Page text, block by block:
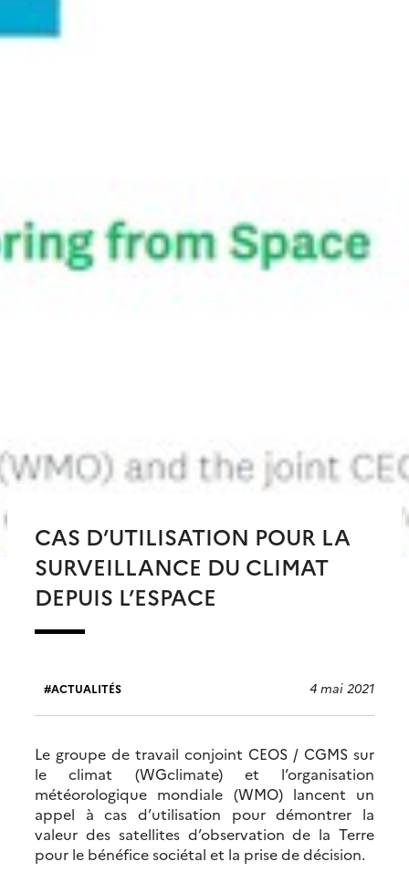
CAS D’UTILISATION POUR LA
SURVEILLANCE DU CLIMAT
DEPUIS L’ESPACE
ACTUALITÉS 4 mai 2021
Le groupe de travail conjoint CEOS / CGMS sur
le climat (WGclimate) et l’organisation
météorologique mondiale (WMO) lancent un
appel à cas d’utilisation pour démontrer la
valeur des satellites d’observation de la Terre
pour le bénéfice sociétal et la prise de décision.